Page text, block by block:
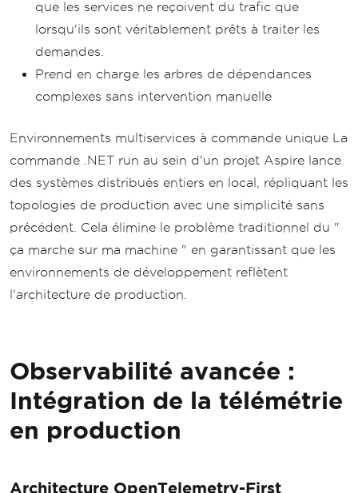
que les services ne reçoivent du trafic que
lorsqu'ils sont véritablement prêts à traiter les
demandes.
Prend en charge les arbres de dépendances
complexes sans intervention manuelle
Environnements multiservices à commande unique La
commande .NET run au sein d'un projet Aspire lance
des systèmes distribués entiers en local, répliquant les
topologies de production avec une simplicité sans
précédent. Cela élimine le problème traditionnel du "
ça marche sur ma machine " en garantissant que les
environnements de développement reflètent
l'architecture de production.
Observabilité avancée :
Intégration de la télémétrie
en production
Architecture OpenTelemetry-First